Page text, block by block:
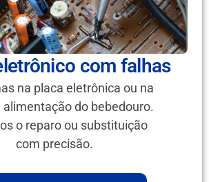
com falhas
na placa eletrônica ou na
do bebedouro.
o reparo ou substituição
com precisão.